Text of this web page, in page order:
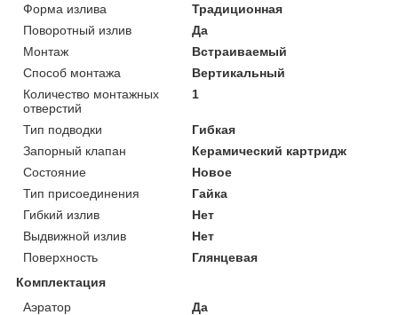
Форма излива
Традиционная
Поворотный излив
Да
Монтаж
Встраиваемый
Способ монтажа
Вертикальный
Количество монтажных
отверстий
1
Тип подводки
Гибкая
Запорный клапан
Керамический картридж
Состояние
Новое
Тип присоединения
Гайка
Гибкий излив
Нет
Выдвижной излив
Нет
Поверхность
Глянцевая
Комплектация
Аэратор
Да